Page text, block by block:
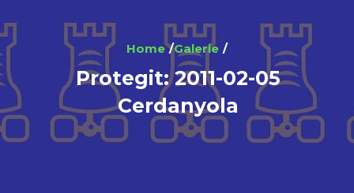
Home Galerie
Protegit: 2011-02-05
Cerdanyola